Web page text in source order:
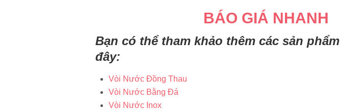
BÁO GIÁ NHANH
Bạn có thể tham khảo thêm các sản phẩm
đây:
Vòi Nước Đồng Thau
Vòi Nước Bằng Đá
Vòi Nước Inox